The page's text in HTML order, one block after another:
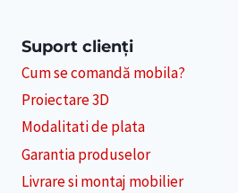
Suport clienți
Cum se comandă mobila?
Proiectare 3D
Modalitati de plata
Garantia produselor
Livrare si montaj mobilier